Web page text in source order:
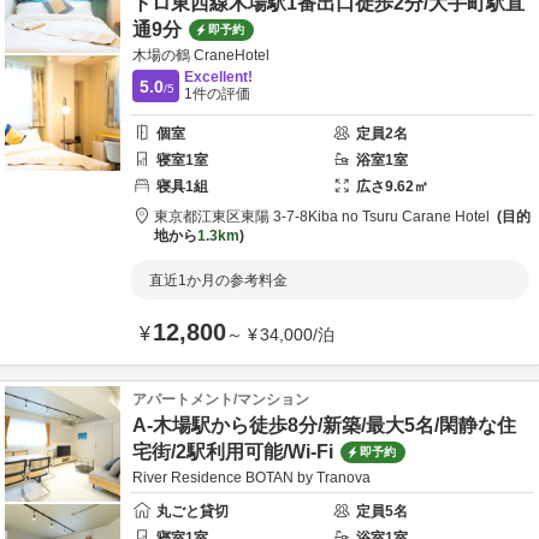
通9分
即予約
木場の鶴 CraneHotel
5.0/5
Excellent!
1件の評価
個室 定員2名
寝室1室 浴室1室
寝具1組 広さ9.62㎡
東京都江東区東陽 3-7-8Kiba no Tsuru Carane Hotel
目的
地から1.3km
直近1か月の参考料金
¥12,800～ ¥34,000/泊
アパートメント/マンション
A-木場駅から徒歩8分/新築/最大5名/閑静な住
宅街/2駅利用可能/Wi-Fi
即予約
River Residence BOTAN by Tranova
丸ごと貸切
定員5名